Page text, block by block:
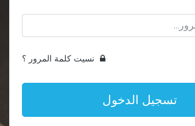
نسيت كلمة المرور ؟
تسجيل الدخول